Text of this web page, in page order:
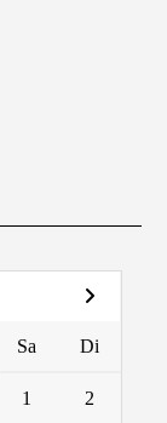
Sa Di
1 2